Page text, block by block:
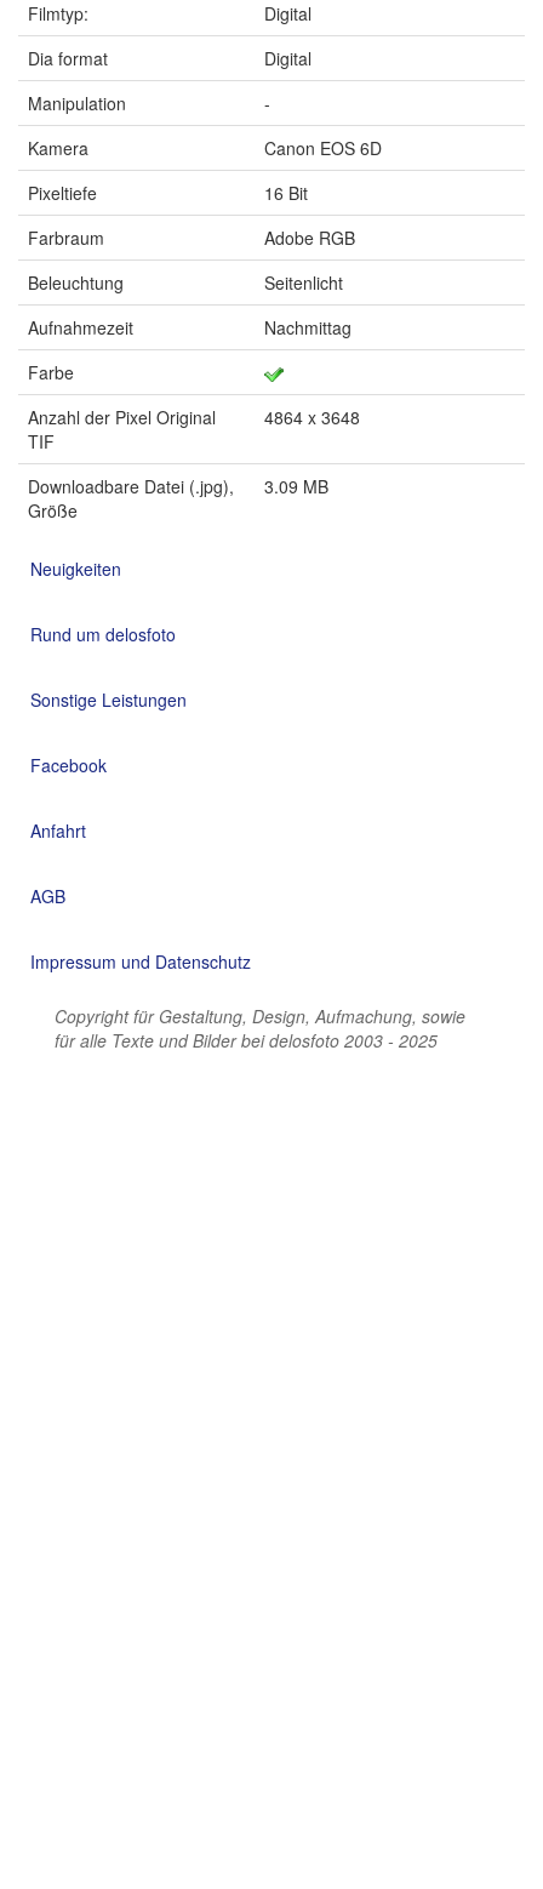
Filmtyp:
Digital
Dia format
Digital
Manipulation
-
Kamera
Canon EOS 6D
Pixeltiefe
16 Bit
Farbraum
Adobe RGB
Beleuchtung
Seitenlicht
Aufnahmezeit
Nachmittag
Farbe
Anzahl der Pixel Original
TIF
4864 x 3648
Downloadbare Datei (.jpg),
Größe
3.09 MB
Neuigkeiten
Rund um delosfoto
Sonstige Leistungen
Facebook
Anfahrt
AGB
Impressum und Datenschutz
Copyright für Gestaltung, Design, Aufmachung, sowie
für alle Texte und Bilder bei delosfoto 2003 - 2025